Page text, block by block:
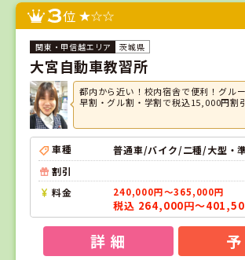
3位
茨城県
大宮自動車教習所
都内から近い！校内宿舎で便利！グル
早割・グル割・学割で税込15,000円割
車種
普通車/バイク/二種/大型・
割引
料金
240,000円～365,000円
税込 264,000円～
詳 細